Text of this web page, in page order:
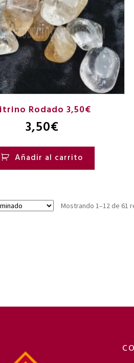
Rodado 3,50€
3,50€
Añadir al carrito
Mostrando 1–12 de 61